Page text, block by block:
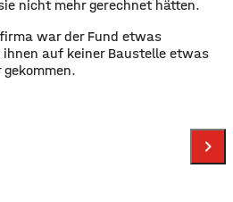
nicht mehr gerechnet hätten.
war der Fund etwas
ihnen auf keiner Baustelle etwas
chevron_right